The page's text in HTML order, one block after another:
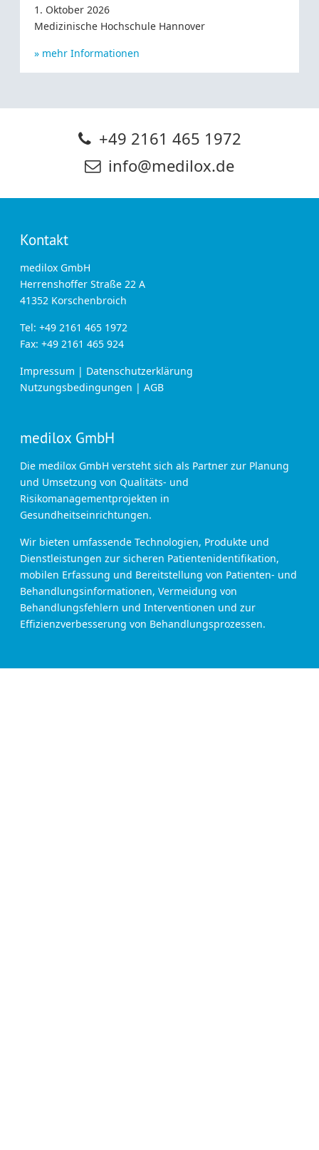
1. Oktober 2026
Medizinische Hochschule Hannover
» mehr Informationen
+49 2161 465 1972
info@medilox.de
Kontakt
medilox GmbH
Herrenshoffer Straße 22 A
41352 Korschenbroich
Tel: +49 2161 465 1972
Fax: +49 2161 465 924
Impressum | Datenschutzerklärung
Nutzungsbedingungen | AGB
medilox GmbH
Die medilox GmbH versteht sich als Partner zur Planung
und Umsetzung von Qualitäts- und
Risikomanagementprojekten in
Gesundheitseinrichtungen.
Wir bieten umfassende Technologien, Produkte und
Dienstleistungen zur sicheren Patientenidentifikation,
mobilen Erfassung und Bereitstellung von Patienten- und
Behandlungsinformationen, Vermeidung von
Behandlungsfehlern und Interventionen und zur
Effizienzverbesserung von Behandlungsprozessen.